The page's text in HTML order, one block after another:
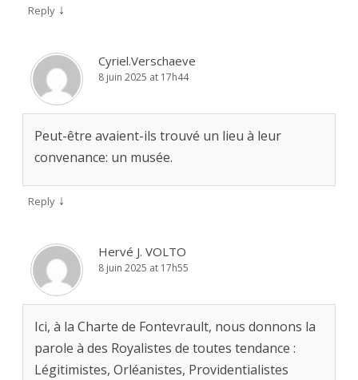
Reply ↓
Cyriel.Verschaeve
8 juin 2025 at 17h44
Peut-être avaient-ils trouvé un lieu à leur
convenance: un musée.
Reply ↓
Hervé J. VOLTO
8 juin 2025 at 17h55
Ici, à la Charte de Fontevrault, nous donnons la
parole à des Royalistes de toutes tendance :
Légitimistes, Orléanistes, Providentialistes